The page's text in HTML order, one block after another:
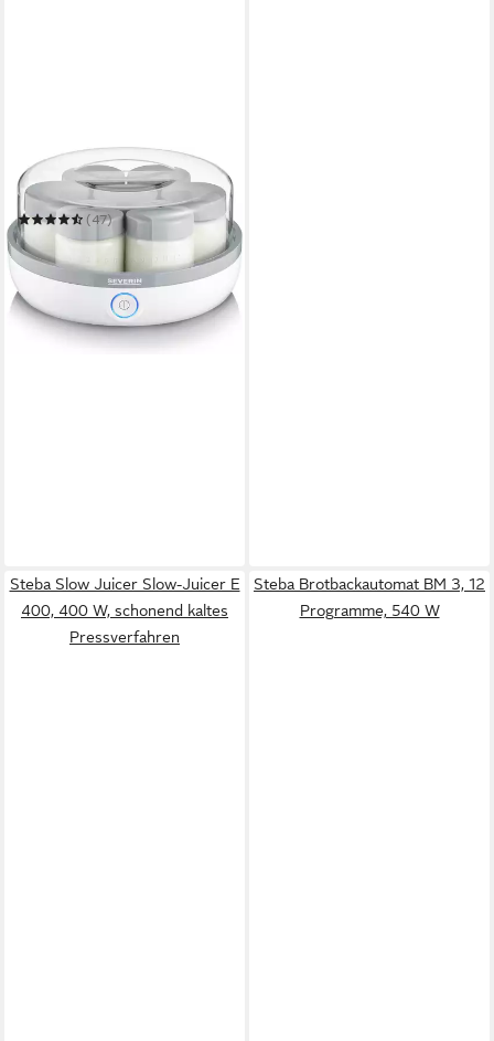
SEVERIN
Joghurtbereiter JG 3518
(47)
40,44 €
leider ausverkauft
Steba Slow Juicer Slow-Juicer E
400, 400 W, schonend kaltes
Pressverfahren
Steba Brotbackautomat BM 3, 12
Programme, 540 W